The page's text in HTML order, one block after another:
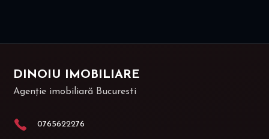
DINOIU IMOBILIARE
Agenție imobiliară Bucuresti
0765622276